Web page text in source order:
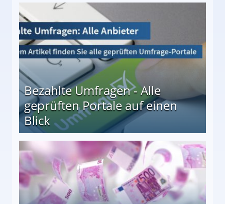
Bezahlte Umfragen - Alle
geprüften Portale auf einen
Blick
auf einen Blick